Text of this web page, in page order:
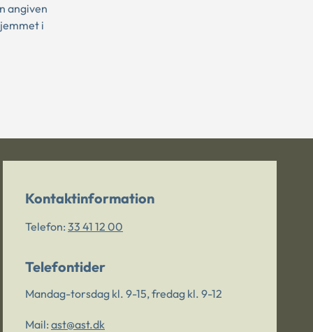
angiven
i
Kontaktinformation
Telefon: 33 41 12 00
Telefontider
Mandag-torsdag kl. 9-15, fredag kl. 9-12
Mail: ast@ast.dk